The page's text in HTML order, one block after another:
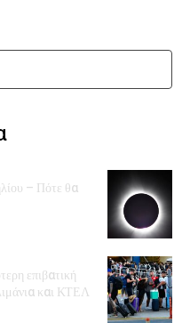
– Πότε θα
επιβατική
και ΚΤΕΛ